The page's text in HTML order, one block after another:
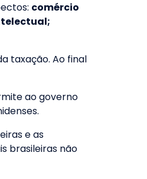
comércio
taxação. Ao final
ao governo
e as
brasileiras não